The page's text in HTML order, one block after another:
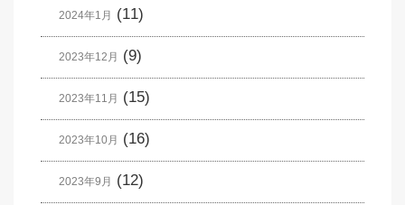
2024年1月 (11)
2023年12月 (9)
2023年11月 (15)
2023年10月 (16)
2023年9月 (12)